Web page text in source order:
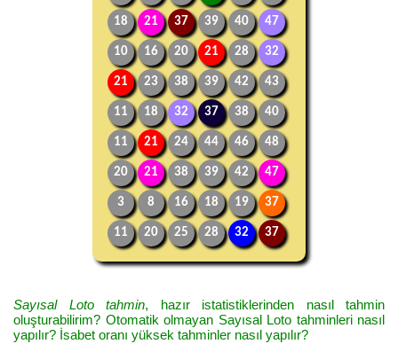
18 21 37 39 40 47
10 16 20 21 28 32
21 23 38 39 42 43
11 18 32 37 38 40
11 21 24 44 46 48
20 21 38 39 42 47
3 8 16 18 19 37
11 20 25 28 32 37
Sayısal Loto tahmin, hazır istatistiklerinden nasıl tahmin
oluşturabilirim? Otomatik olmayan Sayısal Loto tahminleri nasıl
yapılır? İsabet oranı yüksek tahminler nasıl yapılır?